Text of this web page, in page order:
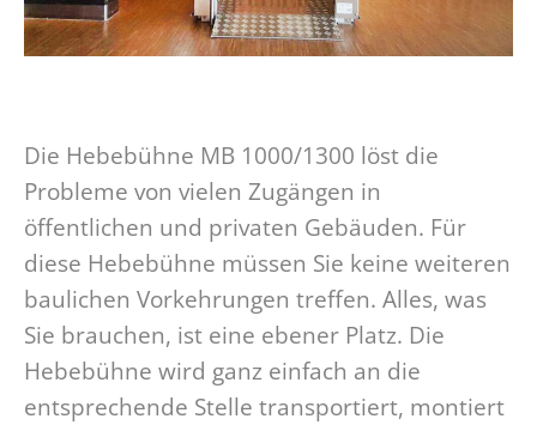
Die Hebebühne MB 1000/1300 löst die
Probleme von vielen Zugängen in
öffentlichen und privaten Gebäuden. Für
diese Hebebühne müssen Sie keine weiteren
baulichen Vorkehrungen treffen. Alles, was
Sie brauchen, ist eine ebener Platz. Die
Hebebühne wird ganz einfach an die
entsprechende Stelle transportiert, montiert